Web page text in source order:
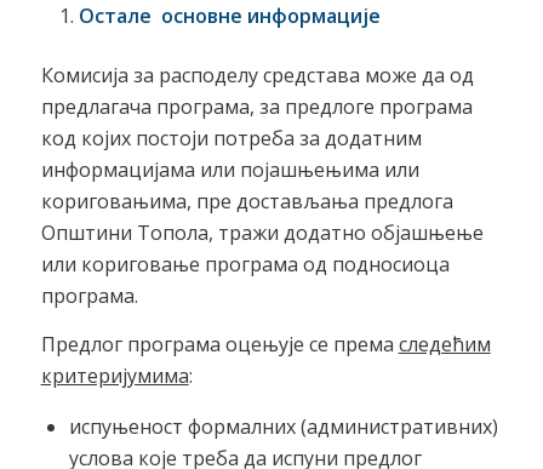
Остале основне информације
Комисија за расподелу средстава може да од
предлагача програма, за предлоге програма
код којих постоји потреба за додатним
информацијама или појашњењима или
кориговањима, пре достављања предлога
Општини Топола, тражи додатно објашњење
или кориговање програма од подносиоца
програма.
Предлог програма оцењује се према следећим
критеријумима:
испуњеност формалних (административних)
услова које треба да испуни предлог